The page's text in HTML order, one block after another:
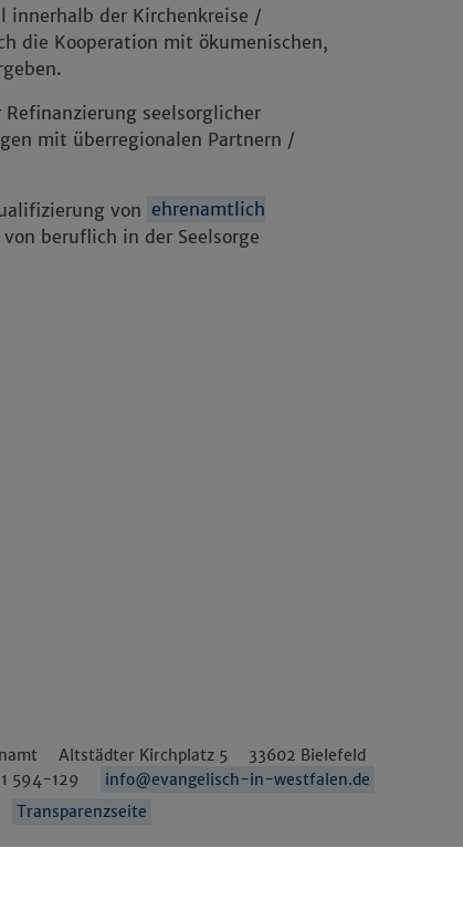
innerhalb der Kirchenkreise /
die Kooperation mit ökumenischen,
seelsorglicher
mit überregionalen Partnern /
von ehrenamtlich
beruflich in der Seelsorge
Altstädter Kirchplatz 5 33602 Bielefeld
594-129
info@evangelisch-in-westfalen.de
Transparenzseite